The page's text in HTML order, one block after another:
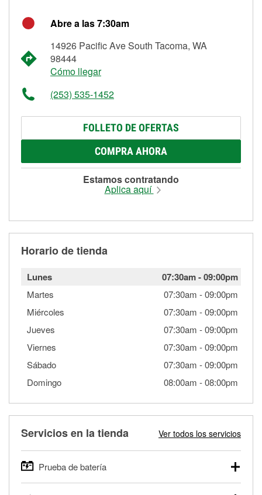
Abre a las 7:30am
14926 Pacific Ave South Tacoma, WA
98444
Cómo llegar
(253) 535-1452
FOLLETO DE OFERTAS
COMPRA AHORA
Estamos contratando
Aplica aquí
Horario de tienda
Lunes 07:30am-09:00pm
Martes 07:30am -09:00pm
Miércoles
07:30am -09:00pm
Jueves
07:30am -09:00pm
Viernes
07:30am -09:00pm
Sábado
07:30am -09:00pm
Domingo
08:00am -08:00pm
Servicios en la tienda Ver todos los servicios
Prueba de batería